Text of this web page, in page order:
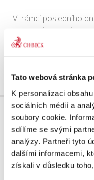
Tato webová stránka
K personalizaci
sociálních médií a
soubory cookie.
sdílíme se svými
analýzy. Partneři tyto
dalšími informacemi,
získali v důsledku
V rámci posledního
evropských zemí
představil 1.
SPUŠTĚNÍ
KNIHOVNY
2. 12. 2008